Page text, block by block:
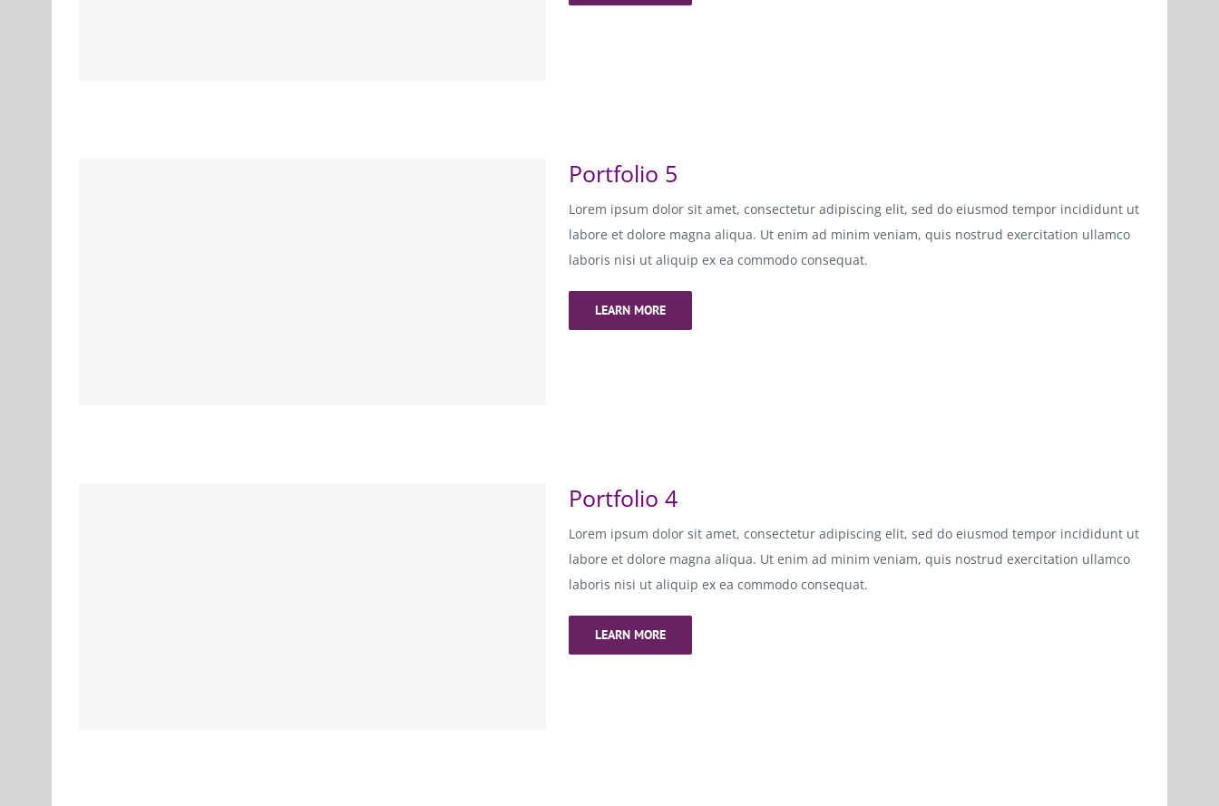
Portfolio 5
Lorem ipsum dolor sit amet, consectetur adipiscing elit, sed do eiusmod tempor incididunt ut
labore et dolore magna aliqua. Ut enim ad minim veniam, quis nostrud exercitation ullamco
laboris nisi ut aliquip ex ea commodo consequat.
LEARN MORE
Portfolio 4
Lorem ipsum dolor sit amet, consectetur adipiscing elit, sed do eiusmod tempor incididunt ut
labore et dolore magna aliqua. Ut enim ad minim veniam, quis nostrud exercitation ullamco
laboris nisi ut aliquip ex ea commodo consequat.
LEARN MORE